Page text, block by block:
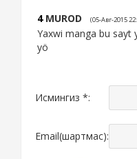
4 MUROD (05-Авг-2015
Yaxwi manga bu sayt
yö
Исмингиз *:
Email(шартмас):